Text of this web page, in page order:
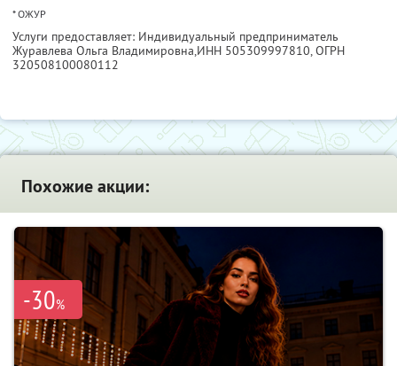
* ОЖУР
Услуги предоставляет: Индивидуальный предприниматель
Журавлева Ольга Владимировна,ИНН 505309997810, ОГРН
320508100080112
Похожие акции:
-30%